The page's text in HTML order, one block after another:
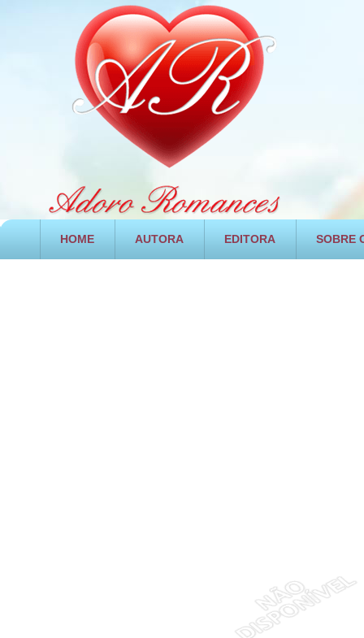
HOME AUTORA EDITORA SOBRE